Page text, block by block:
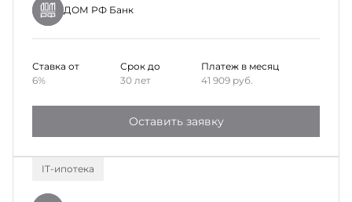
ДОМ РФ Банк
Ставка от
6%
Срок до
30 лет
Платеж в месяц
41 909 руб.
Оставить заявку
IT-ипотека